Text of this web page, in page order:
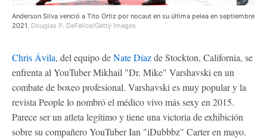
Anderson Silva venció a Tito Ortiz por nocaut en su última pelea en septiembre
2021. Douglas P. DeFelice/Getty Images
Chris Ávila, del equipo deNate Díazde Stockton, California, se
enfrenta al YouTuber Mikhail "Dr. Mike" Varshavski en un
combate de boxeo profesional. Varshavski es muy popular y la
revista People lo nombró el médico vivo más sexy en 2015.
Parece ser un atleta legítimo y tiene una victoria de exhibición
sobre su compañero YouTuber Ian "iDubbbz" Carter en mayo.